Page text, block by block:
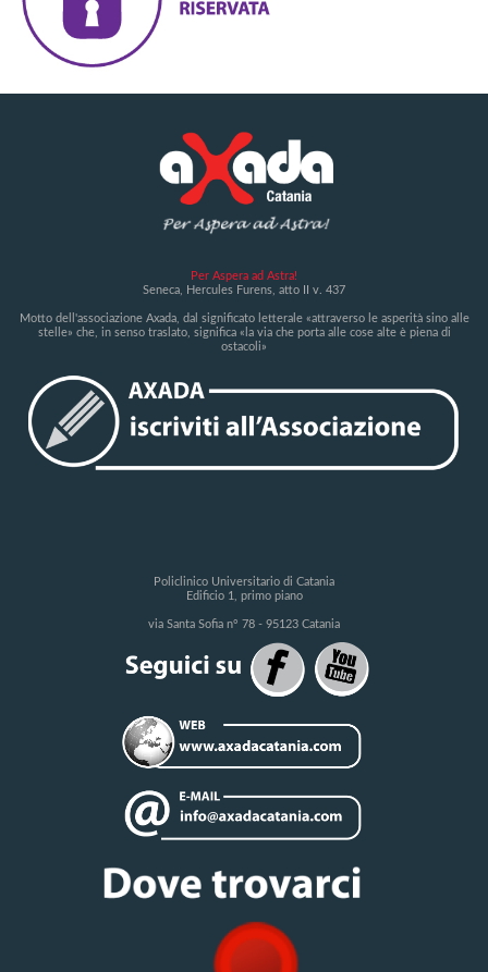
Per Aspera ad Astra!
Seneca, Hercules Furens, atto II v. 437
Motto dell'associazione Axada, dal significato letterale «attraverso le asperità sino alle
stelle» che, in senso traslato, significa «la via che porta alle cose alte è piena di
ostacoli»
Policlinico Universitario di Catania
Edificio 1, primo piano
via Santa Sofia n° 78 - 95123 Catania